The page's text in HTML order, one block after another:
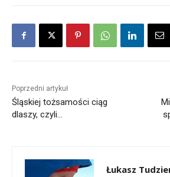
Poprzedni artykuł
Śląskiej tożsamości ciąg
dlaszy, czyli…
Łukasz